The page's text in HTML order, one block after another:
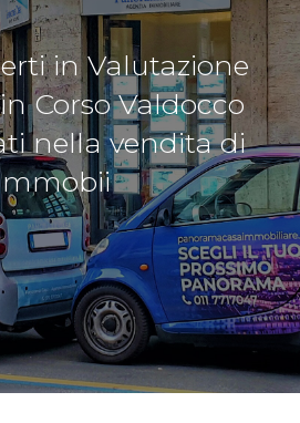
in Valutazione
Corso Valdocco
nella vendita di